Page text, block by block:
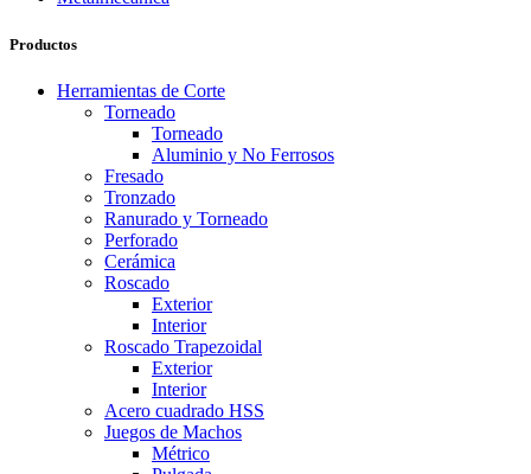
Productos
Herramientas de Corte
Torneado
Torneado
Aluminio y No Ferrosos
Fresado
Tronzado
Ranurado y Torneado
Perforado
Cerámica
Roscado
Exterior
Interior
Roscado Trapezoidal
Exterior
Interior
Acero cuadrado HSS
Juegos de Machos
Métrico